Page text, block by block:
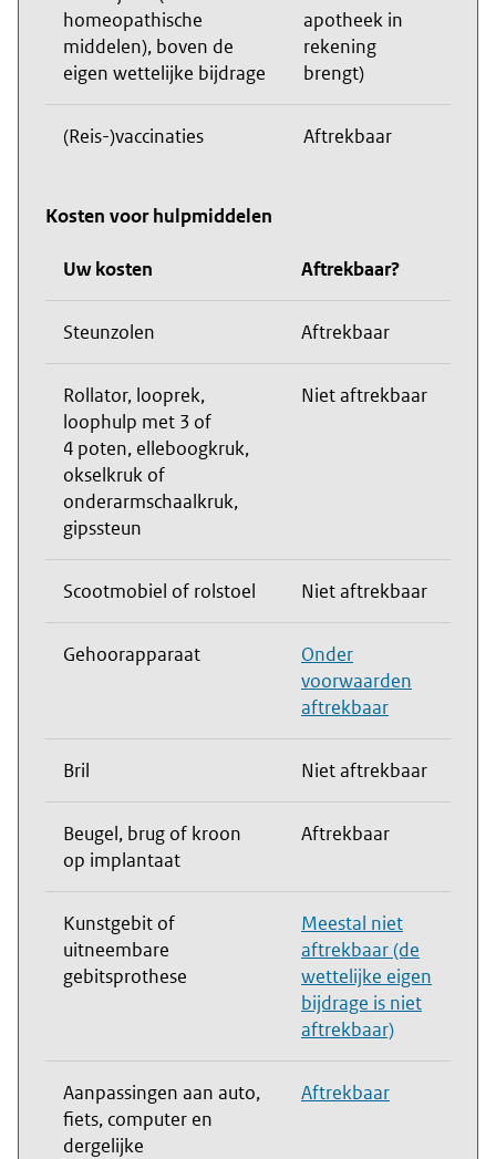
homeopathische
middelen), boven de
eigen wettelijke bijdrage
apotheek in
rekening
brengt)
(Reis-)vaccinaties Aftrekbaar
Kosten voor hulpmiddelen
Uw kosten Aftrekbaar?
Steunzolen Aftrekbaar
Rollator, looprek,
loophulp met 3 of
4 poten, elleboogkruk,
okselkruk of
onderarmschaalkruk,
gipssteun
Niet aftrekbaar
Scootmobiel of rolstoel Niet aftrekbaar
Gehoorapparaat
Onder
voorwaarden
aftrekbaar
Bril Niet aftrekbaar
Beugel, brug of kroon
op implantaat
Aftrekbaar
Kunstgebit of
uitneembare
gebitsprothese
Meestal niet
aftrekbaar (de
wettelijke eigen
bijdrage is niet
aftrekbaar)
Aanpassingen aan auto,
fiets, computer en
dergelijke
Aftrekbaar